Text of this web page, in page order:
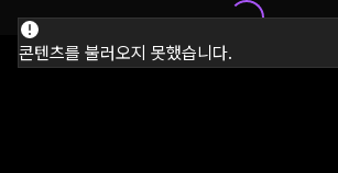
콘텐츠를 불러오지 못했습니다.